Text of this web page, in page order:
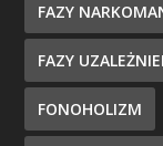
FAZY
FAZY
FONOHOLIZM